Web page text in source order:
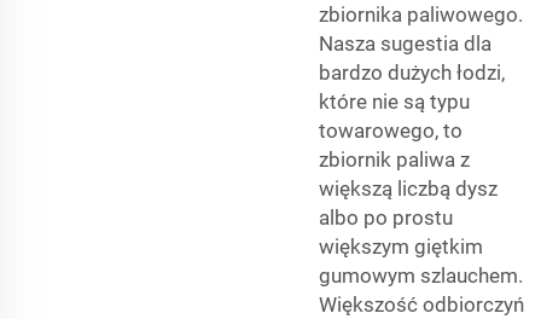
zbiornika paliwowego.
Nasza sugestia dla
bardzo dużych łodzi,
które nie są typu
towarowego, to
zbiornik paliwa z
większą liczbą dysz
albo po prostu
większym giętkim
gumowym szlauchem.
Większość odbiorczyń